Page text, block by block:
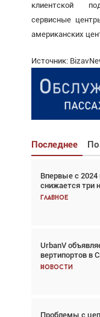
клиентской
сервисные
американских
Источник:
Последнее
Впервые с 2024
снижается три
Главное
UrbanV
вертипортов в
Новости
Проблемы с
Взгляд с
спасательных
Главное
Авиационный
говорит сама
Новости
Впервые с 2024